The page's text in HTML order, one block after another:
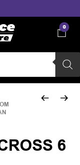
0
6